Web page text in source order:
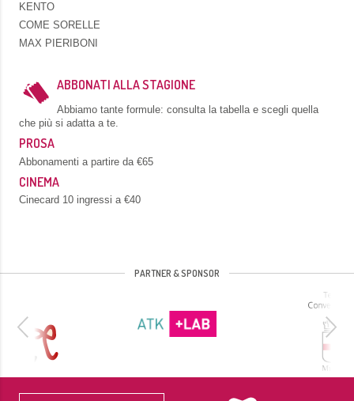
KENTO
COME SORELLE
MAX PIERIBONI
ABBONATI ALLA STAGIONE
Abbiamo tante formule: consulta la tabella e scegli quella
che più si adatta a te.
PROSA
Abbonamenti a partire da €65
CINEMA
Cinecard 10 ingressi a €40
PARTNER & SPONSOR